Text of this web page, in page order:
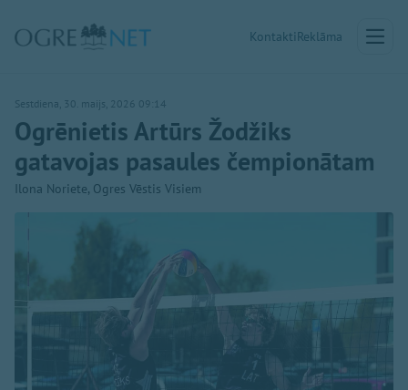
KontaktiReklāma
Sestdiena, 30. maijs, 2026 09:14
Ogrēnietis Artūrs Žodžiks
gatavojas pasaules čempionātam
Ilona Noriete, Ogres Vēstis Visiem